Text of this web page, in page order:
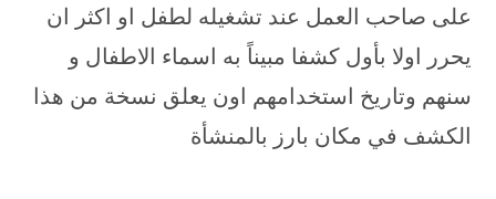
على صاحب العمل عند تشغيله لطفل او اكثر ان
يحرر اولا بأول كشفا مبيناً به اسماء الاطفال و
سنهم وتاريخ استخدامهم اون يعلق نسخة من هذا
الكشف في مكان بارز بالمنشأة